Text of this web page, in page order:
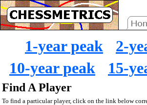
1-year peak 2-
10-year peak
15-
Find A Player
To find a particular player, click on the link below